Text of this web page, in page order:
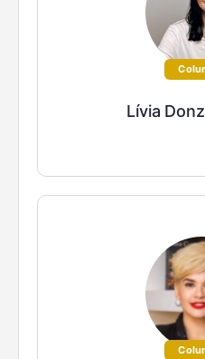
Lívia